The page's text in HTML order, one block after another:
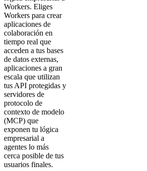
Workers. Eliges
Workers para crear
aplicaciones de
colaboración en
tiempo real que
acceden a tus bases
de datos externas,
aplicaciones a gran
escala que utilizan
tus API protegidas y
servidores de
protocolo de
contexto de modelo
(MCP) que
exponen tu lógica
empresarial a
agentes lo más
cerca posible de tus
usuarios finales.